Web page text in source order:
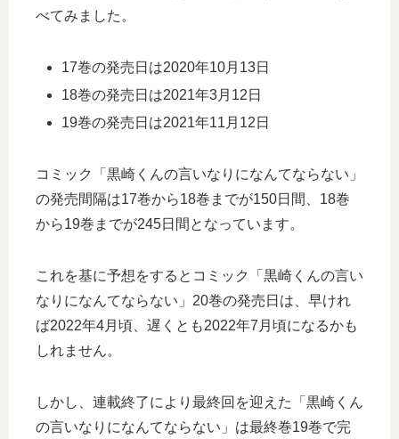
べてみました。
17巻の発売日は2020年10月13日
18巻の発売日は2021年3月12日
19巻の発売日は2021年11月12日
コミック「黒崎くんの言いなりになんてならない」
の発売間隔は17巻から18巻までが150日間、18巻
から19巻までが245日間となっています。
これを基に予想をするとコミック「黒崎くんの言い
なりになんてならない」20巻の発売日は、早けれ
ば2022年4月頃、遅くとも2022年7月頃になるかも
しれません。
しかし、連載終了により最終回を迎えた「黒崎くん
の言いなりになんてならない」は最終巻19巻で完